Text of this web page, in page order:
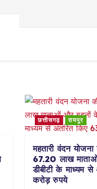
छत्तीसगढ़ रायपुर
महतारी वंदन
67.20 लाख
डीबीटी के माध्यम
करोड़ रुपये